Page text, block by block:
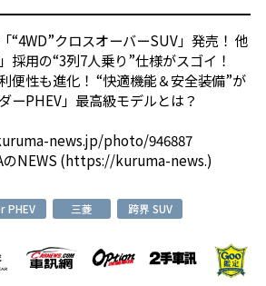
“4WD”クロスオーバーSUV」発売！ 他
採用の“3列7人乗り”仕様がスゴイ！
便性も進化！ “快適機能＆安全装備”が
ーPHEV」最高級モデルとは？
news.jp/photo/946887
のNEWS (https://kuruma-news.)
PHEV 三菱 跨界 SUV